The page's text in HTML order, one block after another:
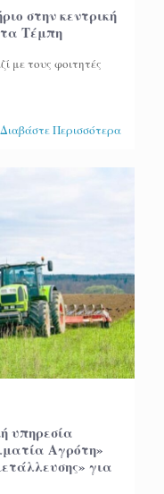
στην κεντρική
Τέμπη
με τους φοιτητές
Διαβάστε Περισσότερα
υπηρεσία
Αγρότη»
για